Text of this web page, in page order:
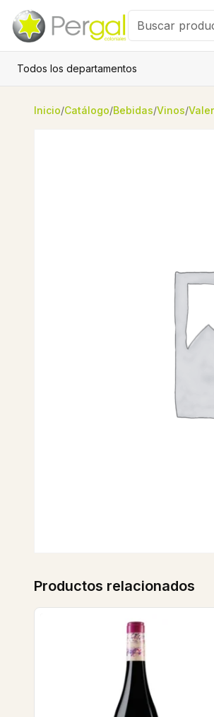
Todos los departamentos
Inicio/Catálogo/Bebidas/Vinos/
Productos relacionados